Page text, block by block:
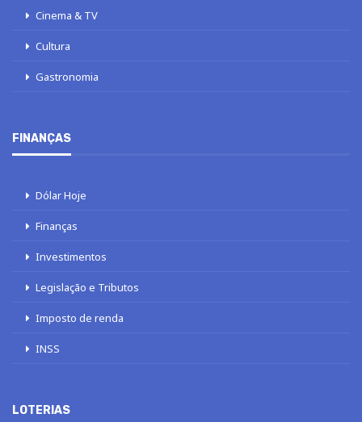
Cinema & TV
Cultura
Gastronomia
FINANÇAS
Dólar Hoje
Finanças
Investimentos
Legislação e Tributos
Imposto de renda
INSS
LOTERIAS